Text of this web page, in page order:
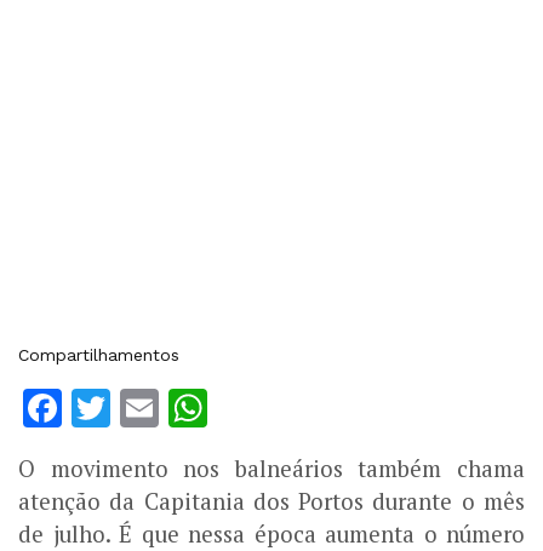
Compartilhamentos
Facebook
Twitter
Email
O movimento nos balneários também chama
atenção da Capitania dos Portos durante o mês
de julho. É que nessa época aumenta o número